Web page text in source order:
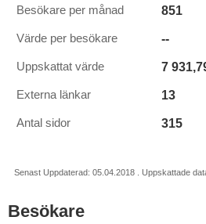
Besökare per månad 851
Värde per besökare --
Uppskattat värde 7
Externa länkar 13
Antal sidor 315
Senast Uppdaterad: 05.04.2018 . Uppskattade
Besökare